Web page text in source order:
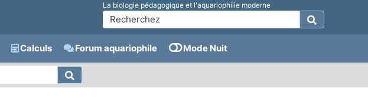
La biologie pédagogique et l'aquariophilie moderne
Calculs Forum aquariophile Mode Nuit